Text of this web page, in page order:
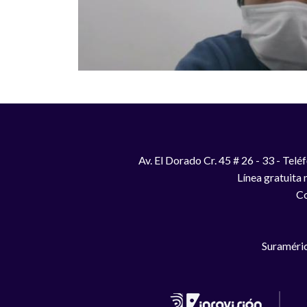
Av. El Dorado Cr. 45 # 26 - 33 -
Línea gratuita